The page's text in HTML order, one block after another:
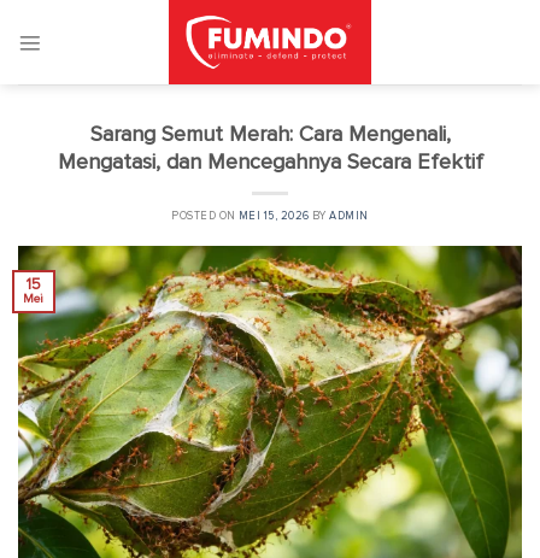
Sarang Semut Merah: Cara Mengenali,
Mengatasi, dan Mencegahnya Secara Efektif
POSTED ON MEI 15, 2026 BYADMIN
15
Mei